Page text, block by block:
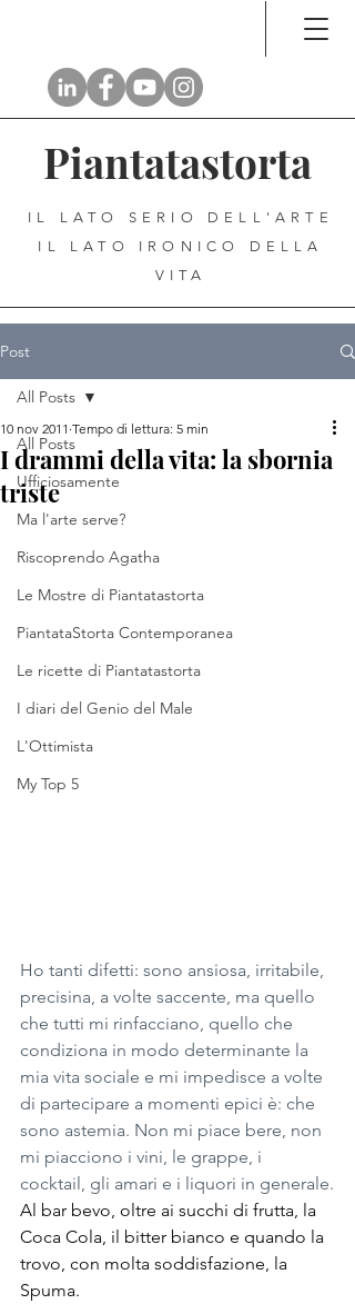
Piantatastorta
IL LATO SERIO DELL'ARTE
IL LATO IRONICO DELLA
VITA
Post
All Posts
Ufficiosamente
Ma l'arte serve?
Riscoprendo Agatha
Le Mostre di Piantatastorta
PiantataStorta Contemporanea
Le ricette di Piantatastorta
I diari del Genio del Male
L'Ottimista
My Top 5
All Posts
I drammi della vita: la sbornia
triste
10 nov 2011 Tempo di lettura: 5 min
Ho tanti difetti: sono ansiosa, irritabile,
precisina, a volte saccente, ma quello
che tutti mi rinfacciano, quello che
condiziona in modo determinante la
mia vita sociale e mi impedisce a volte
di partecipare a momenti epici è: che
sono astemia. Non mi piace bere, non
mi piacciono i vini, le grappe, i
cocktail, gli amari e i liquori in generale.
Al bar bevo, oltre ai succhi di frutta, la
Coca Cola, il bitter bianco e quando la
trovo, con molta soddisfazione, la
Spuma.